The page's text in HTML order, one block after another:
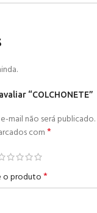
“COLCHONETE”
mail não será publicado.
com*
o produto*